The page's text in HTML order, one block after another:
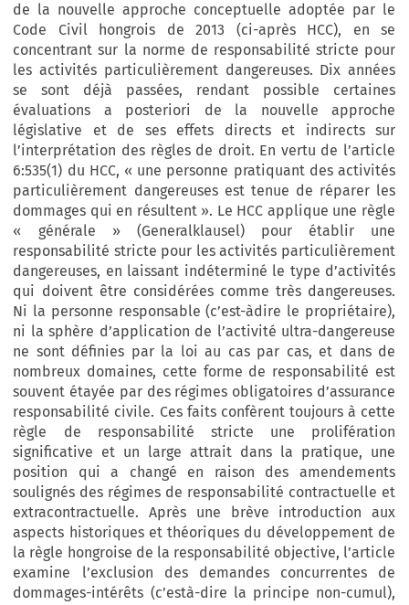
de la nouvelle approche conceptuelle adoptée par le
Code Civil hongrois de 2013 (ci-après HCC), en se
concentrant sur la norme de responsabilité stricte pour
les activités particulièrement dangereuses. Dix années
se sont déjà passées, rendant possible certaines
évaluations a posteriori de la nouvelle approche
législative et de ses effets directs et indirects sur
l’interprétation des règles de droit. En vertu de l’article
6:535(1) du HCC, « une personne pratiquant des activités
particulièrement dangereuses est tenue de réparer les
dommages qui en résultent ». Le HCC applique une règle
« générale » (Generalklausel) pour établir une
responsabilité stricte pour les activités particulièrement
dangereuses, en laissant indéterminé le type d’activités
qui doivent être considérées comme très dangereuses.
Ni la personne responsable (c’est-àdire le propriétaire),
ni la sphère d’application de l’activité ultra-dangereuse
ne sont définies par la loi au cas par cas, et dans de
nombreux domaines, cette forme de responsabilité est
souvent étayée par des régimes obligatoires d’assurance
responsabilité civile. Ces faits confèrent toujours à cette
règle de responsabilité stricte une prolifération
significative et un large attrait dans la pratique, une
position qui a changé en raison des amendements
soulignés des régimes de responsabilité contractuelle et
extracontractuelle. Après une brève introduction aux
aspects historiques et théoriques du développement de
la règle hongroise de la responsabilité objective, l’article
examine l’exclusion des demandes concurrentes de
dommages-intérêts (c’està-dire la principe non-cumul),